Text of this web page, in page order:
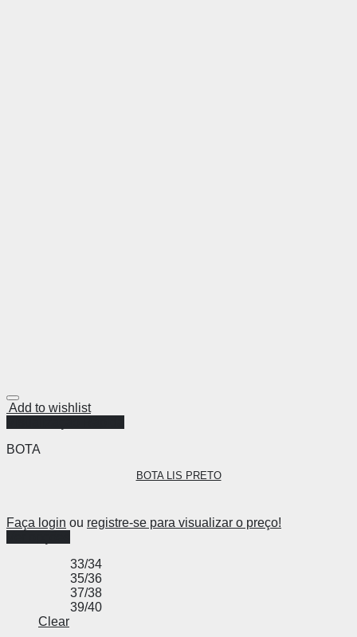
Add to wishlist
BOTA
BOTA LIS PRETO
Faça login ou registre-se para visualizar o preço!
33/34
35/36
37/38
39/40
Clear